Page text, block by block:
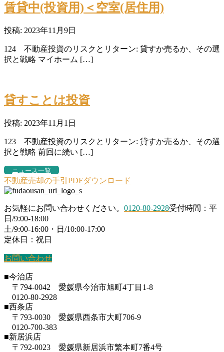
賃貸中(投資用)＜空室(居住用)
投稿: 2023年11月9日
124 不動産投資のリスクとリターン: 貸すか売るか、その選
択と戦略 マイホーム […]
貸すことは投資
投稿: 2023年11月1日
123 不動産投資のリスクとリターン: 貸すか売るか、その選
択と戦略 前回に続い […]
ニュース一覧
不動産売却の手引PDFダウンロード
お気軽にお問い合わせください。 0120-80-2928受付時間：平
日/9:00-18:00
土/9:00-16:00・日/10:00-17:00
定休日：祝日
お問い合わせ
■今治店
〒794-0042 愛媛県今治市旭町4丁目1-8
0120-80-2928
■西条店
〒793-0030 愛媛県西条市大町706-9
0120-700-383
■新居浜店
〒792-0023 愛媛県新居浜市繁本町7番4号